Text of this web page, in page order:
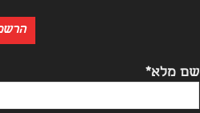
שם מלא*